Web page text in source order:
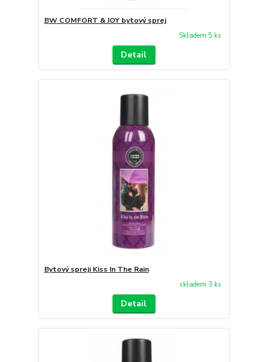
BW COMFORT & JOY bytový sprej
Skladem 5 ks
Detail
Bytový spreji Kiss In The Rain
skladem 3 ks
Detail